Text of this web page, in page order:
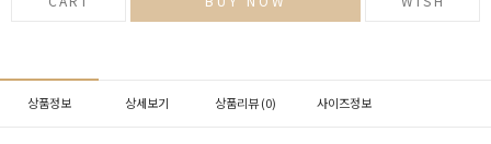
상품정보 상세보기 상품리뷰 (0) 사이즈정보